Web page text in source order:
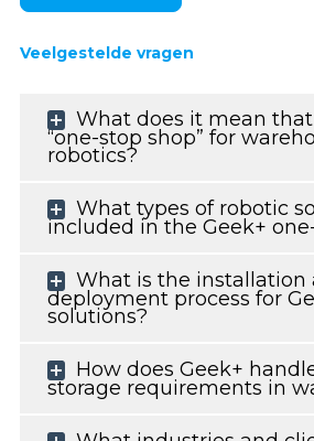
Veelgestelde vragen
What does it mean that
“one-stop shop” for
robotics?
What types of robotic
included in the Geek+
What is the installation
deployment process for
solutions?
How does Geek+
storage requirements in